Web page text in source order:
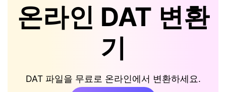
온라인 DAT 변환
기
DAT 파일을 무료로 온라인에서 변환하세요.